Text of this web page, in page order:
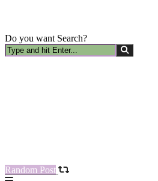
Do you want Search?
Random Post